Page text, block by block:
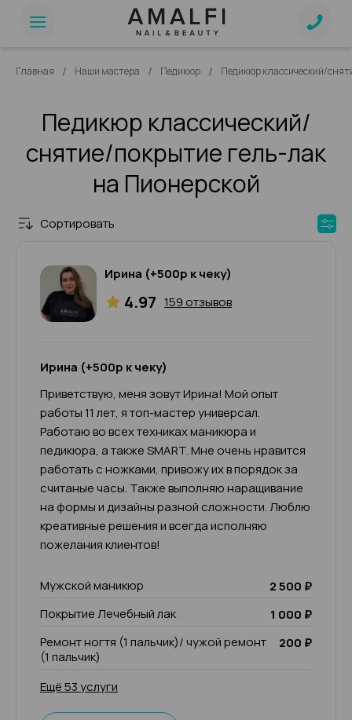
Главная / Наши мастера / Педикюр / Педикюр классический/
Педикюр классический/
снятие/покрытие гель-лак
на Пионерской
Сортировать
Ирина (+500р к чеку)
4.97 159 отзывов
Ирина (+500р к чеку)
Приветствую, меня зовут Ирина! Мой опыт
работы 11 лет, я топ-мастер универсал.
Работаю во всех техниках маникюра и
педикюра, а также SMART. Мне очень нравится
работать с ножками, привожу их в порядок за
считаные часы. Также выполняю наращивание
на формы и дизайны разной сложности. Люблю
креативные решения и всегда исполняю
пожелания клиентов!
Мужской маникюр
2 500 ₽
Покрытие Лечебный лак
1 000 ₽
Ремонт ногтя (1 пальчик)/ чужой ремонт
(1 пальчик)
200 ₽
Ещё 53 услуги